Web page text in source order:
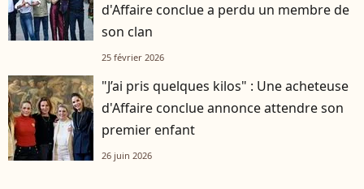
d'Affaire conclue a perdu un membre de
son clan
25 février 2026
"J’ai pris quelques kilos" : Une acheteuse
d'Affaire conclue annonce attendre son
premier enfant
26 juin 2026